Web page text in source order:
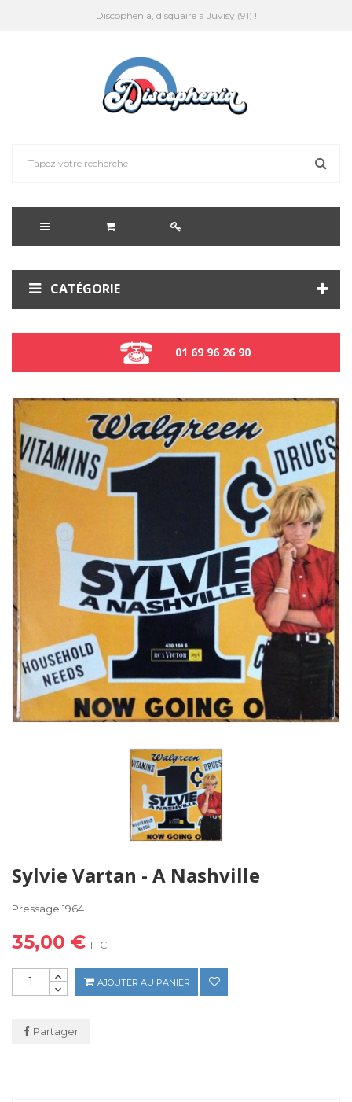
Discophenia, disquaire à Juvisy (91) !
CATÉGORIE
01 69 96 26 90
Sylvie Vartan - A Nashville
Pressage 1964
35,00 € TTC
AJOUTER AU PANIER
Partager